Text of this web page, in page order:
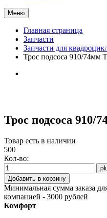
Меню
Главная страница
Запчасти
Запчасти для
Трос подсоса 910/74мм
Трос подсоса 910/
Товар есть в наличии
500
Кол-во:
Минимальная сумма заказа
компанией - 3000 рублей
Комфорт